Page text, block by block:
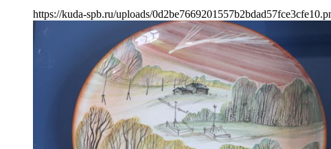
https://kuda-spb.ru/uploads/